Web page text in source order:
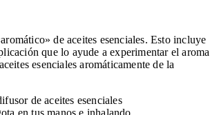
de aceites esenciales. Esto incluye
que lo ayude a experimentar el aroma
esenciales aromáticamente de la
de aceites esenciales
en tus manos e inhalando